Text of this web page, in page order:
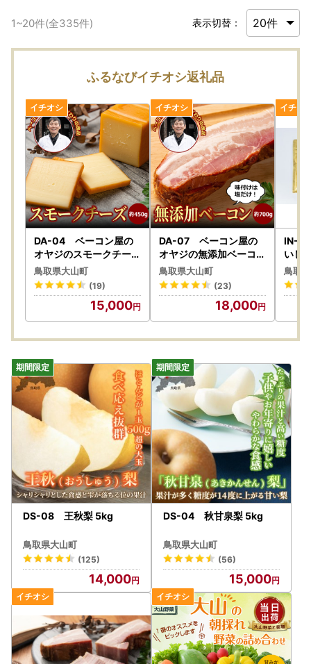
1~20件(全335件) 表示切替：
ふるなびイチオシ返礼品
DA-04 ベーコン屋の
オヤジのスモークチーズ
(約450g)
鳥取県大山町
(19)
15,000
DA-07 ベーコン屋の
オヤジの無添加ベーコン
（約700g）
鳥取県大山町
(23)
18,000
IN-
いし
」の
鳥取
DS-08 王秋梨 5kg
鳥取県大山町
(125)
14,000
DS-04 秋甘泉梨 5kg
鳥取県大山町
(56)
15,000